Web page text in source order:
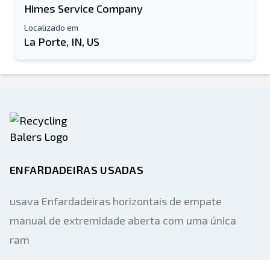
Himes Service Company
Localizado em
La Porte, IN, US
ENFARDADEIRAS USADAS
usava Enfardadeiras horizontais de empate
manual de extremidade aberta com uma única
ram